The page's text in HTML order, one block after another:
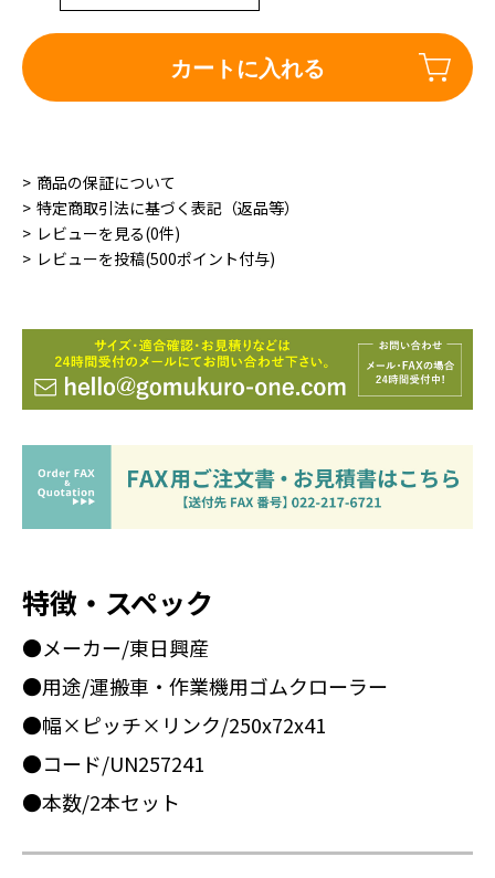
カートに入れる
商品の保証について
特定商取引法に基づく表記（返品等）
レビューを見る(0件)
レビューを投稿(500ポイント付与)
特徴・スペック
●メーカー/東日興産
●用途/運搬車・作業機用ゴムクローラー
●幅×ピッチ×リンク/250x72x41
●コード/UN257241
●本数/2本セット